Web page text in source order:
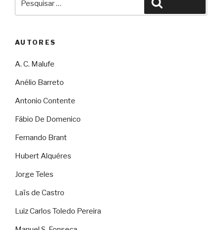
AUTORES
A. C. Malufe
Anélio Barreto
Antonio Contente
Fábio De Domenico
Fernando Brant
Hubert Alquéres
Jorge Teles
Laïs de Castro
Luiz Carlos Toledo Pereira